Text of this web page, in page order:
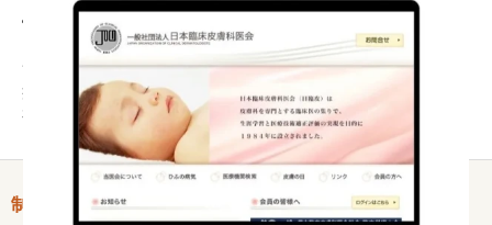
情報伝達や管理の効率化を目的としてTOPPAN独自の会員管理シ
ステムを導入し公式ホームページの作成・保守までをトータルに
管理。一般の方向けの疾患解説や医療機関検索、会員様向けの診
療報酬情報や会報誌PDFの閲覧など、Webを通じた円滑な情報共
有の場を維持しています。
制作情報